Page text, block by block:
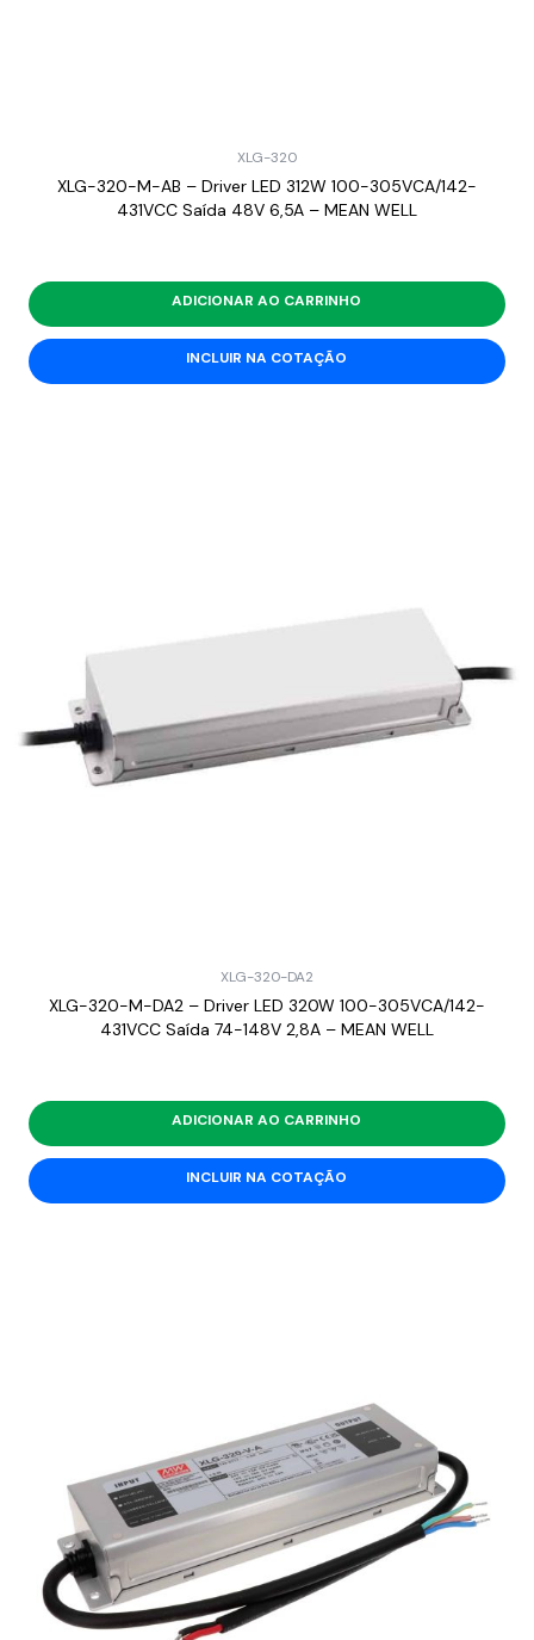
XLG-320
XLG-320-M-AB – Driver LED 312W 100-305VCA/142-
431VCC Saída 48V 6,5A – MEAN WELL
ADICIONAR AO CARRINHO
INCLUIR NA COTAÇÃO
XLG-320-DA2
XLG-320-M-DA2 – Driver LED 320W 100-305VCA/142-
431VCC Saída 74-148V 2,8A – MEAN WELL
ADICIONAR AO CARRINHO
INCLUIR NA COTAÇÃO